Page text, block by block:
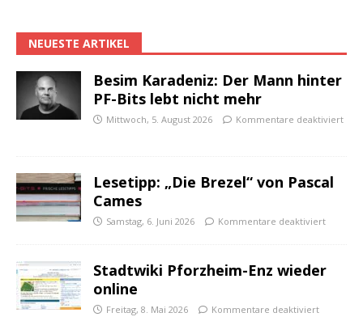
NEUESTE ARTIKEL
Besim Karadeniz: Der Mann hinter
PF-Bits lebt nicht mehr
Mittwoch, 5. August 2026 Kommentare deaktiviert
Lesetipp: „Die Brezel“ von Pascal
Cames
Samstag, 6. Juni 2026 Kommentare deaktiviert
Stadtwiki Pforzheim-Enz wieder
online
Freitag, 8. Mai 2026 Kommentare deaktiviert